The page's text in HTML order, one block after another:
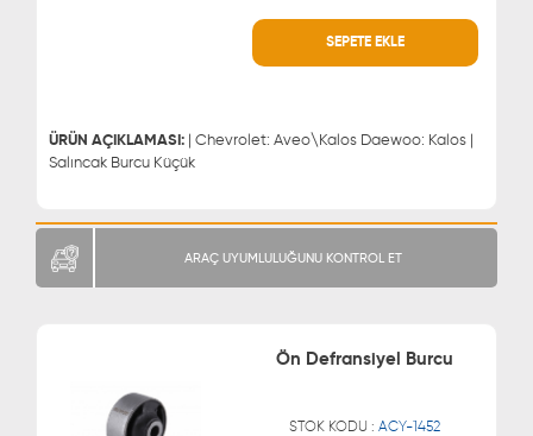
SEPETE EKLE
ÜRÜN AÇIKLAMASI: | Chevrolet: Aveo\Kalos Daewoo: Kalos |
Salıncak Burcu Küçük
MÜŞTERİ HİZMETLERİ
ARAÇ UYUMLULUĞUNU KONTROL ET
Ön Defransiyel Burcu
STOK KODU :ACY-1452